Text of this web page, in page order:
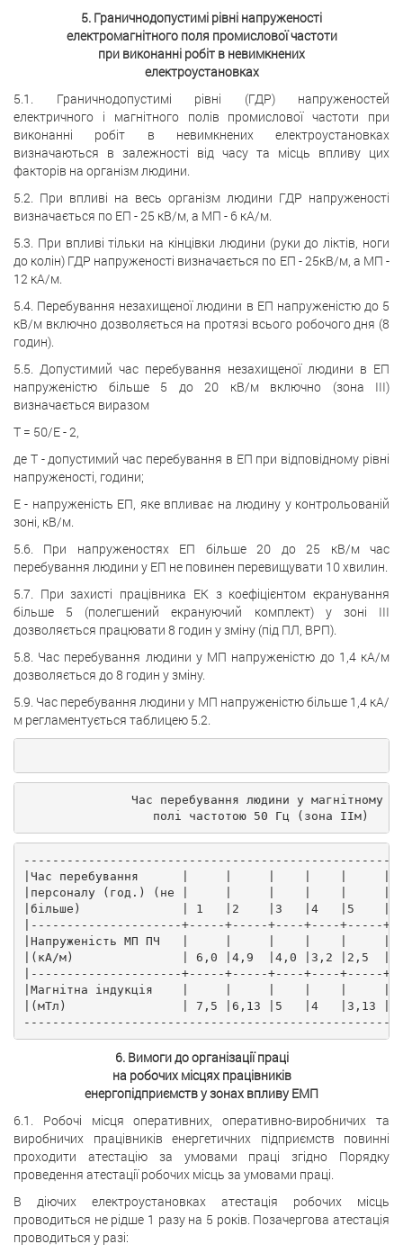
5. Граничнодопустимі рівні напруженості
електромагнітного поля промислової частоти
при виконанні робіт в невимкнених
електроустановках
5.1. Граничнодопустимі рівні (ГДР) напруженостей
електричного і магнітного полів промислової частоти при
виконанні робіт в невимкнених електроустановках
визначаються в залежності від часу та місць впливу цих
факторів на організм людини.
5.2. При впливі на весь організм людини ГДР напруженості
визначається по ЕП - 25 кВ/м, а МП - 6 кА/м.
5.3. При впливі тільки на кінцівки людини (руки до ліктів, ноги
до колін) ГДР напруженості визначається по ЕП - 25кВ/м, а МП -
12 кА/м.
5.4. Перебування незахищеної людини в ЕП напруженістю до 5
кВ/м включно дозволяється на протязі всього робочого дня (8
годин).
5.5. Допустимий час перебування незахищеної людини в ЕП
напруженістю більше 5 до 20 кВ/м включно (зона III)
визначається виразом
T = 50/E - 2,
де T - допустимий час перебування в ЕП при відповідному рівні
напруженості, години;
E - напруженість ЕП, яке впливає на людину у контрольованій
зоні, кВ/м.
5.6. При напруженостях ЕП більше 20 до 25 кВ/м час
перебування людини у ЕП не повинен перевищувати 10 хвилин.
5.7. При захисті працівника ЕК з коефіцієнтом екранування
більше 5 (полегшений екрануючий комплект) у зоні III
дозволяється працювати 8 годин у зміну (під ПЛ, ВРП).
5.8. Час перебування людини у МП напруженістю до 1,4 кА/м
дозволяється до 8 годин у зміну.
5.9. Час перебування людини у МП напруженістю більше 1,4 кА/
м регламентується таблицею 5.2.
               Час перебування людини у магнітному
                  полі частотою 50 Гц (зона IIм)
|Час перебування      |     |     |    |    |
|персоналу (год.) (не |     |     |    |    |
|більше)              | 1   |2    |3   |4   |5
|---------------------+-----+-----+----+----+-----
|Напруженість МП ПЧ   |     |     |    |    |
|(кА/м)               | 6,0 |4,9  |4,0 |3,2 |2,5
|---------------------+-----+-----+----+----+-----
|Магнітна індукція    |     |     |    |    |
|(мТл)                | 7,5 |6,13 |5   |4   |3,13
6. Вимоги до організації праці
на робочих місцях працівників
енергопідприємств у зонах впливу ЕМП
6.1. Робочі місця оперативних, оперативно-виробничих та
виробничих працівників енергетичних підприємств повинні
проходити атестацію за умовами праці згідно Порядку
проведення атестації робочих місць за умовами праці.
В діючих електроустановках атестація робочих місць
проводиться не рідше 1 разу на 5 років. Позачергова атестація
проводиться у разі: